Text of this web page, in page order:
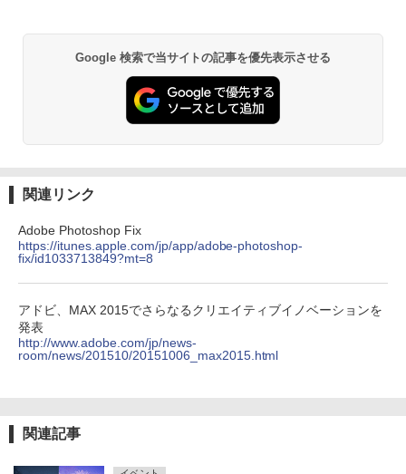
Google 検索で当サイトの記事を優先表示させる
関連リンク
Adobe Photoshop Fix
https://itunes.apple.com/jp/app/adobe-photoshop-
fix/id1033713849?mt=8
アドビ、MAX 2015でさらなるクリエイティブイノベーションを
発表
http://www.adobe.com/jp/news-
room/news/201510/20151006_max2015.html
関連記事